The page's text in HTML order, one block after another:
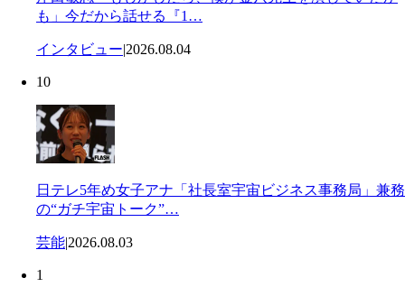
も」今だから話せる『1…
インタビュー|2026.08.04
10
日テレ5年め女子アナ「社長室宇宙ビジネス事務局」兼務
の“ガチ宇宙トーク”…
芸能|2026.08.03
1